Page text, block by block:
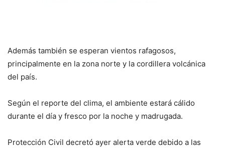
Además también se esperan vientos rafagosos,
principalmente en la zona norte y la cordillera volcánica
del país.
Según el reporte del clima, el ambiente estará cálido
durante el día y fresco por la noche y madrugada.
Protección Civil decretó ayer alerta verde debido a las